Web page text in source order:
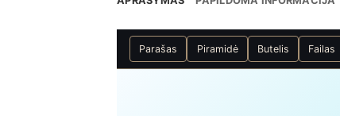
Parašas Piramidė Butelis Failas